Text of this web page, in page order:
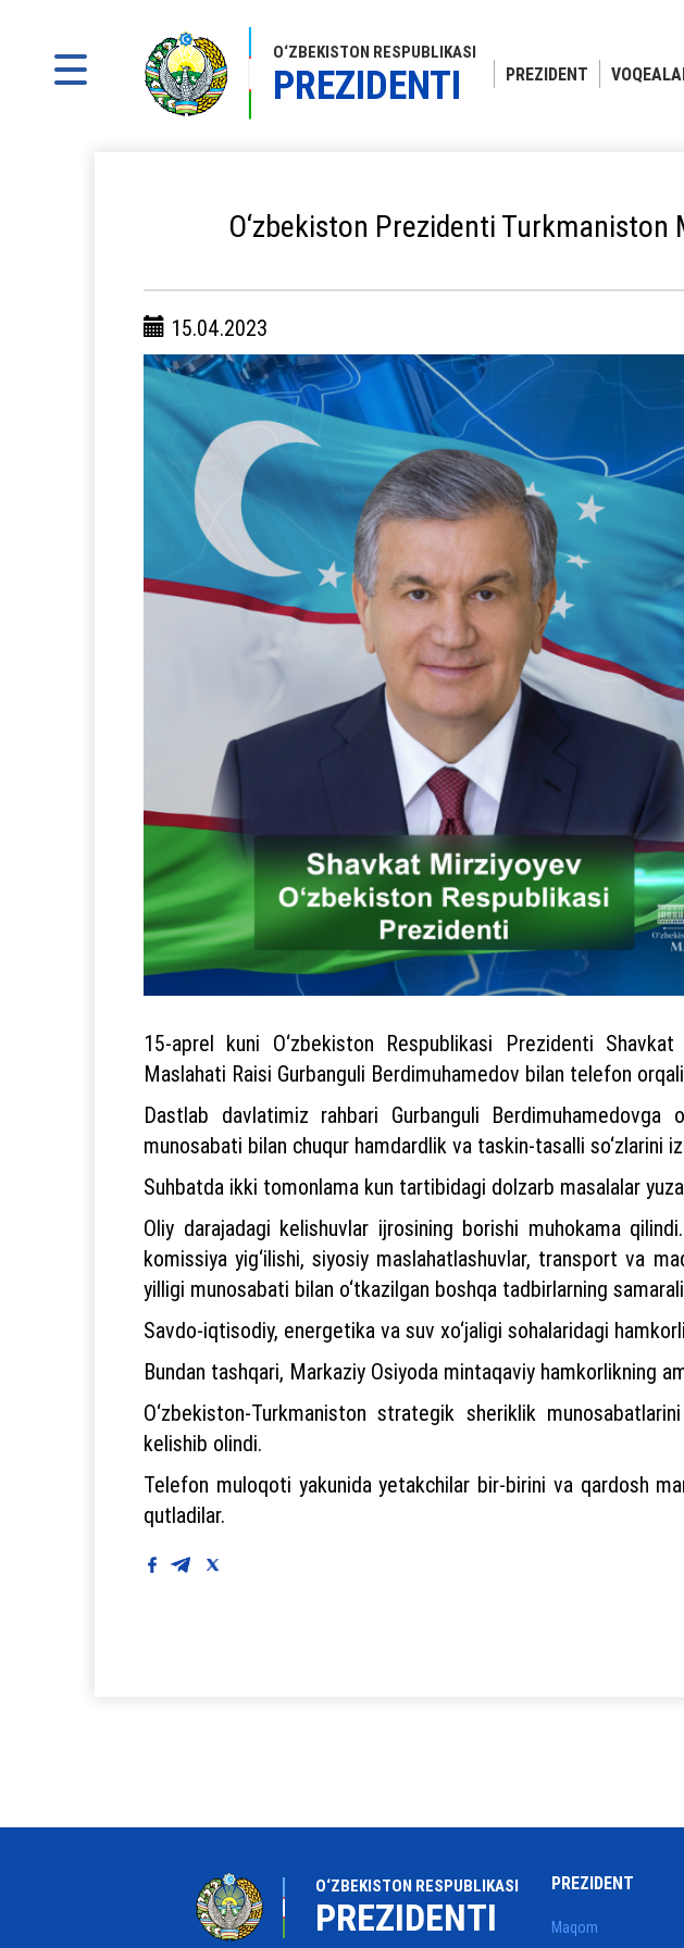
O‘ZBEKISTON RESPUBLIKASI
PREZIDENTI PREZIDENT
O‘zbekiston Prezidenti
15.04.2023
15-aprel kuni O‘zbekiston Respublikasi Prezidenti
Maslahati Raisi Gurbanguli Berdimuhamedov bilan telefon
Dastlab davlatimiz rahbari Gurbanguli
munosabati bilan chuqur hamdardlik va taskin-tasalli
Suhbatda ikki tomonlama kun tartibidagi dolzarb masalalar
Oliy darajadagi kelishuvlar ijrosining borishi muhokama
komissiya yig‘ilishi, siyosiy maslahatlashuvlar, transport va
yilligi munosabati bilan o‘tkazilgan boshqa tadbirlarning
Savdo-iqtisodiy, energetika va suv xo‘jaligi sohalaridagi
Bundan tashqari, Markaziy Osiyoda mintaqaviy hamkorlikning
O‘zbekiston-Turkmaniston strategik sheriklik
kelishib olindi.
Telefon muloqoti yakunida yetakchilar bir-birini va qardosh
qutladilar.
O‘ZBEKISTON RESPUBLIKASI
PREZIDENTI
PREZIDENT
Maqom